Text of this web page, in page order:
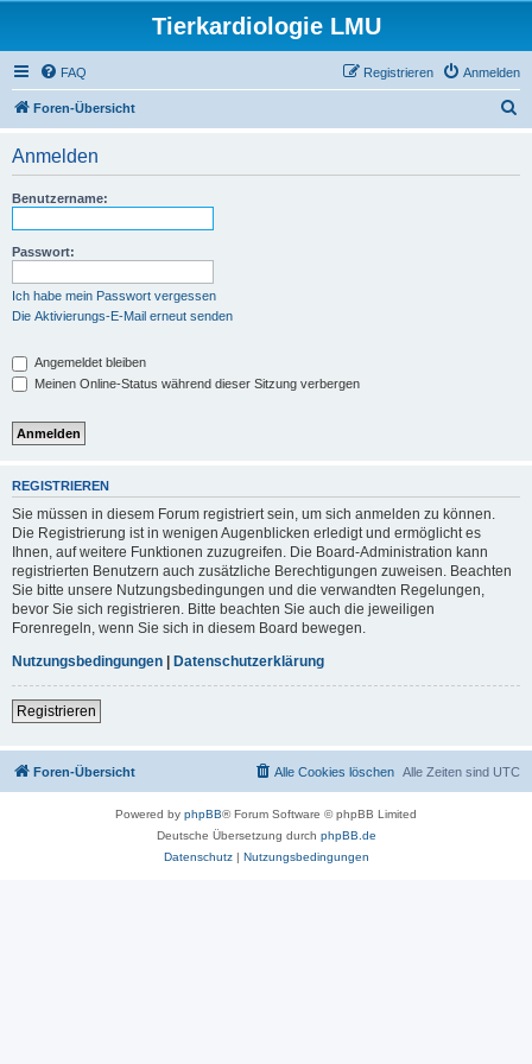
Tierkardiologie LMU
FAQ Anmelden
Registrieren
Foren-Übersicht
Anmelden
Benutzername:
Passwort:
Ich habe mein Passwort vergessen
Die Aktivierungs-E-Mail erneut senden
Angemeldet bleiben
Meinen Online-Status während dieser Sitzung verbergen
REGISTRIEREN
Sie müssen in diesem Forum registriert sein, um sich anmelden zu können.
Die Registrierung ist in wenigen Augenblicken erledigt und ermöglicht es
Ihnen, auf weitere Funktionen zuzugreifen. Die Board-Administration kann
registrierten Benutzern auch zusätzliche Berechtigungen zuweisen. Beachten
Sie bitte unsere Nutzungsbedingungen und die verwandten Regelungen,
bevor Sie sich registrieren. Bitte beachten Sie auch die jeweiligen
Forenregeln, wenn Sie sich in diesem Board bewegen.
Nutzungsbedingungen | Datenschutzerklärung
Registrieren
Foren-Übersicht Alle Zeiten sind UTC
Alle Cookies löschen
Powered by phpBB® Forum Software © phpBB Limited
Deutsche Übersetzung durch phpBB.de
Datenschutz| Nutzungsbedingungen